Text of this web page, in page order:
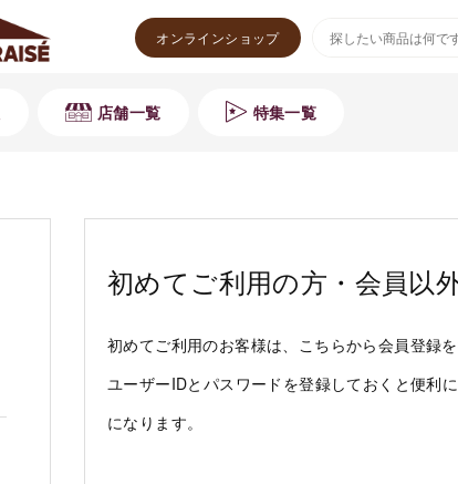
オンラインショップ
店舗一覧 特集一覧
初めてご利用の方・会員以
初めてご利用のお客様は、こちらから会員登録を
ユーザーIDとパスワードを登録しておくと便利
になります。